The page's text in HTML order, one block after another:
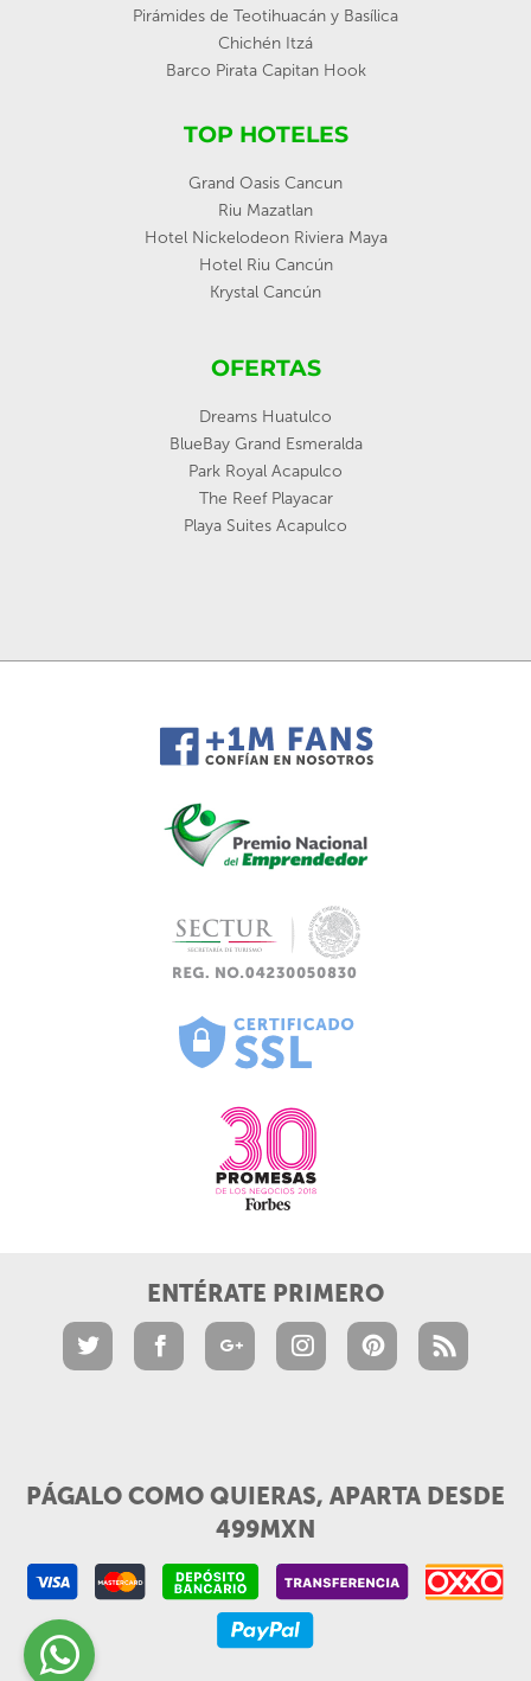
Pirámides de Teotihuacán y Basílica
Chichén Itzá
Barco Pirata Capitan Hook
TOP HOTELES
Grand Oasis Cancun
Riu Mazatlan
Hotel Nickelodeon Riviera Maya
Hotel Riu Cancún
Krystal Cancún
OFERTAS
Dreams Huatulco
BlueBay Grand Esmeralda
Park Royal Acapulco
The Reef Playacar
Playa Suites Acapulco
ENTÉRATE PRIMERO
PÁGALO COMO QUIERAS, APARTA DESDE
499MXN